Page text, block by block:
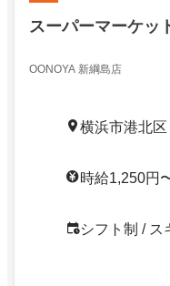
スーパーマーケッ
OONOYA 新綱島店
横浜市港北
時給1,250円
シフト制 / ス